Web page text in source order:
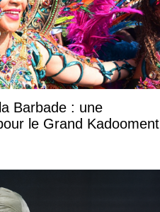
Barbade : une
le Grand Kadooment